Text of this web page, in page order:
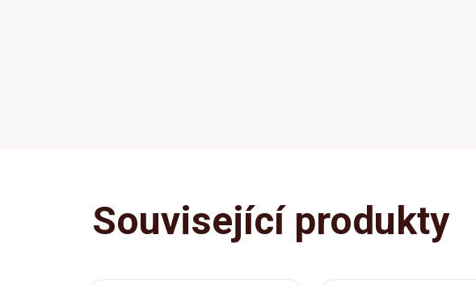
Související produkty